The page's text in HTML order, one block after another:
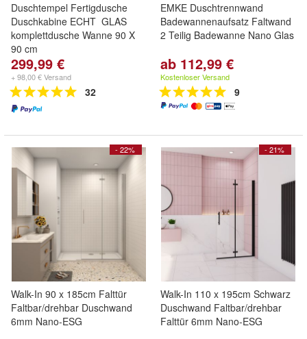
Duschtempel Fertigdusche
Duschkabine ECHT GLAS
komplettdusche Wanne 90 X
90 cm
299,99 €
+ 98,00 € Versand
32
EMKE Duschtrennwand
Badewannenaufsatz Faltwand
2 Teilig Badewanne Nano Glas
ab 112,99 €
Kostenloser Versand
9
- 22%
Walk-In 90 x 185cm Falttür
Faltbar/drehbar Duschwand
6mm Nano-ESG
- 21%
Walk-In 110 x 195cm Schwarz
Duschwand Faltbar/drehbar
Falttür 6mm Nano-ESG